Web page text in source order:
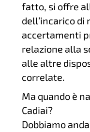
fatto, si offre
dell’incarico di
accertamenti
relazione alla
alle altre
correlate.
Ma quando è
Cadiai?
Dobbiamo